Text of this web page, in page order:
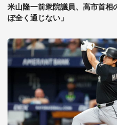
米山隆一前衆院議員、高市首相
ぼ全く通じない」